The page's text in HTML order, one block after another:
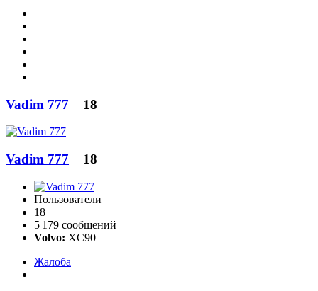
Vadim 777 18
Vadim 777 18
Пользователи
18
5 179 сообщений
Volvo: XC90
Жалоба